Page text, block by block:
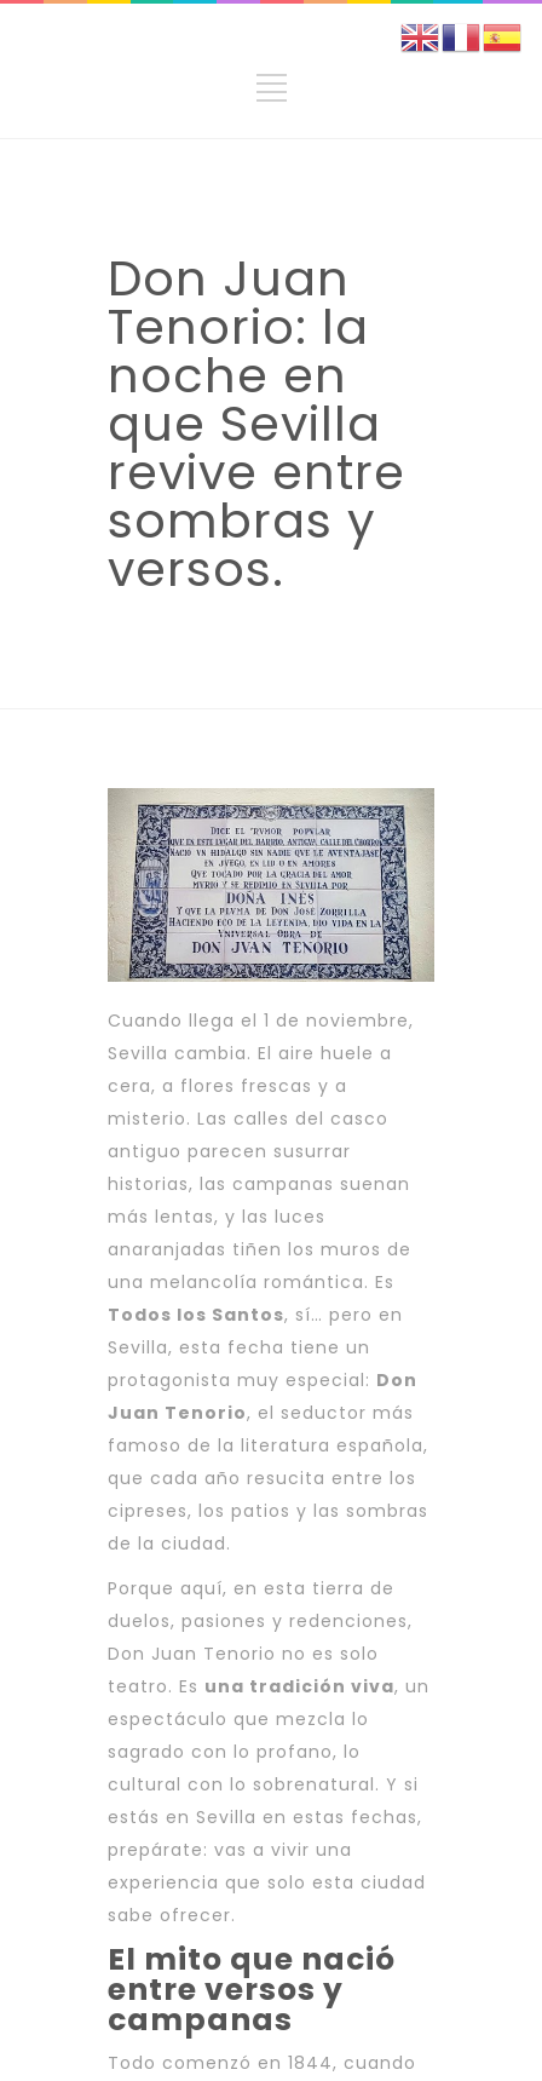
Don Juan
Tenorio: la
noche en
que Sevilla
revive entre
sombras y
versos.
Cuando llega el 1 de noviembre,
Sevilla cambia. El aire huele a
cera, a flores frescas y a
misterio. Las calles del casco
antiguo parecen susurrar
historias, las campanas suenan
más lentas, y las luces
anaranjadas tiñen los muros de
una melancolía romántica. Es
Todos los Santos, sí… pero en
Sevilla, esta fecha tiene un
protagonista muy especial: Don
Juan Tenorio, el seductor más
famoso de la literatura española,
que cada año resucita entre los
cipreses, los patios y las sombras
de la ciudad.
Porque aquí, en esta tierra de
duelos, pasiones y redenciones,
Don Juan Tenorio no es solo
teatro. Es una tradición viva, un
espectáculo que mezcla lo
sagrado con lo profano, lo
cultural con lo sobrenatural. Y si
estás en Sevilla en estas fechas,
prepárate: vas a vivir una
experiencia que solo esta ciudad
sabe ofrecer.
El mito que nació
entre versos y
campanas
Todo comenzó en 1844, cuando